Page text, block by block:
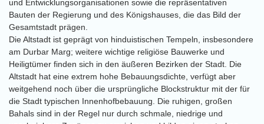
und Entwicklungsorganisationen sowie die repräsentativen
Bauten der Regierung und des Königshauses, die das Bild der
Gesamtstadt prägen.
Die Altstadt ist geprägt von hinduistischen Tempeln, insbesondere
am Durbar Marg; weitere wichtige religiöse Bauwerke und
Heiligtümer finden sich in den äußeren Bezirken der Stadt. Die
Altstadt hat eine extrem hohe Bebauungsdichte, verfügt aber
weitgehend noch über die ursprüngliche Blockstruktur mit der für
die Stadt typischen Innenhofbebauung. Die ruhigen, großen
Bahals sind in der Regel nur durch schmale, niedrige und